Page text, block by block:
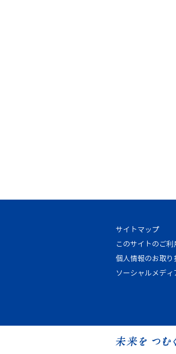
サイトマップ
このサイトのご
個人情報のお取り
ソーシャルメディ